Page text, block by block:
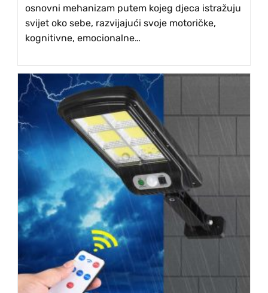
osnovni mehanizam putem kojeg djeca istražuju
svijet oko sebe, razvijajući svoje motoričke,
kognitivne, emocionalne…